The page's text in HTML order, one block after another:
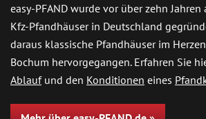
easy-PFAND wurde vor über zehn
Kfz-Pfandhäuser in Deutschland
daraus klassische Pfandhäuser im
Bochum hervorgegangen. Erfahren Sie
Ablaufund den Konditionen eines